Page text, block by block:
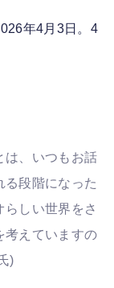
年4月3日。4
は、いつもお話
る段階になった
らしい世界をさ
考えていますの
)